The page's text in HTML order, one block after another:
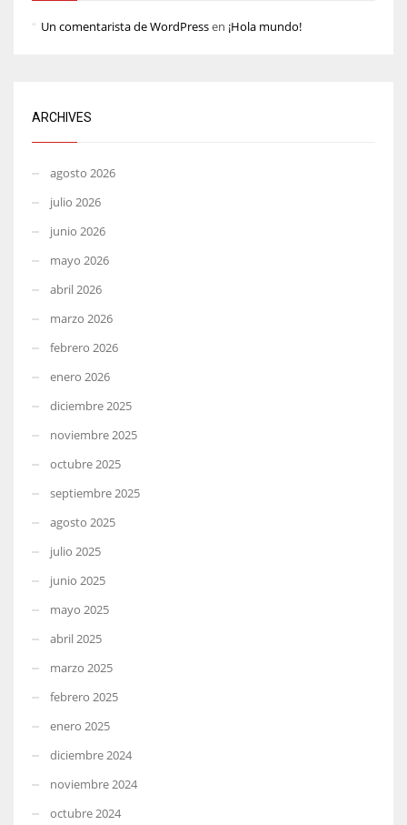
Un comentarista de WordPressen ¡Hola mundo!
ARCHIVES
agosto 2026
julio 2026
junio 2026
mayo 2026
abril 2026
marzo 2026
febrero 2026
enero 2026
diciembre 2025
noviembre 2025
octubre 2025
septiembre 2025
agosto 2025
julio 2025
junio 2025
mayo 2025
abril 2025
marzo 2025
febrero 2025
enero 2025
diciembre 2024
noviembre 2024
octubre 2024